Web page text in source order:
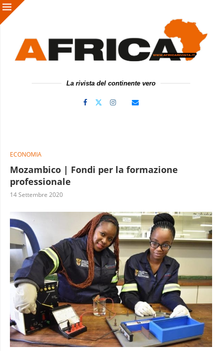
La rivista del continente vero
ECONOMIA
Mozambico | Fondi per la formazione
professionale
14 Settembre 2020